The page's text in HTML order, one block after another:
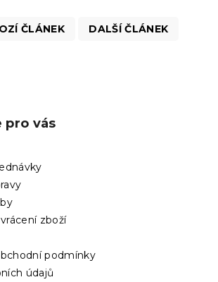
ČLÁNEK DALŠÍ ČLÁNEK
pro vás
zboží
podmínky
údajů